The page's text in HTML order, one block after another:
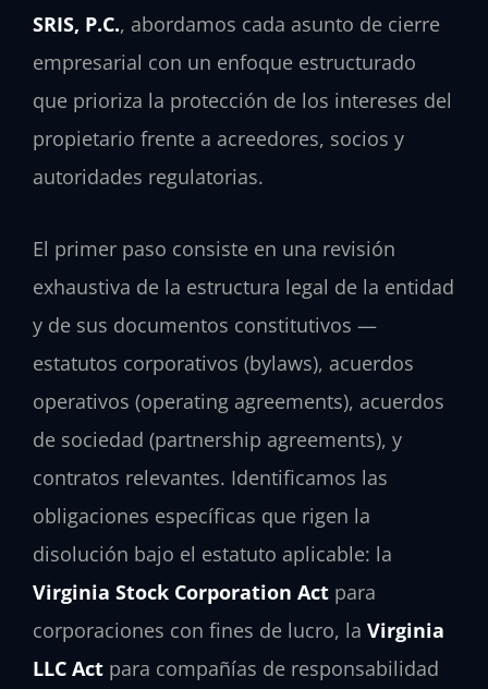
SRIS, P.C., abordamos cada asunto de cierre
empresarial con un enfoque estructurado
que prioriza la protección de los intereses del
propietario frente a acreedores, socios y
autoridades regulatorias.
El primer paso consiste en una revisión
exhaustiva de la estructura legal de la entidad
y de sus documentos constitutivos —
estatutos corporativos (bylaws), acuerdos
operativos (operating agreements), acuerdos
de sociedad (partnership agreements), y
contratos relevantes. Identificamos las
obligaciones específicas que rigen la
disolución bajo el estatuto aplicable: la
Virginia Stock Corporation Act para
corporaciones con fines de lucro, la Virginia
LLC Act para compañías de responsabilidad